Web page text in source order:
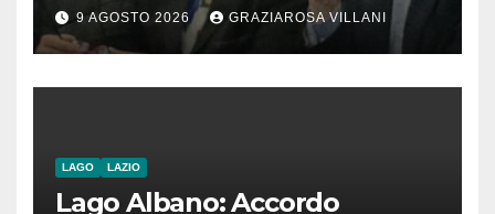
contro nota del governo
romeno. “Non si può invocare
la costruzione di ponti e allo
stesso tempo condannare
9 AGOSTO 2026 GRAZIAROSA VILLANI
LAGO LAZIO
Lago Albano: Accordo